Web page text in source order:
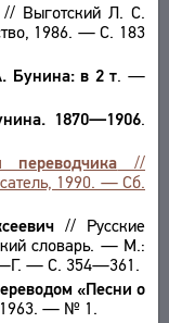
Выготский Л. С.
1986. — С. 183
Бунина: в 2 т. —
1870—1906.
переводчика //
1990. — Сб.
// Русские
словарь. — М.:
— С. 354—361.
«Песни о
1963. — № 1.